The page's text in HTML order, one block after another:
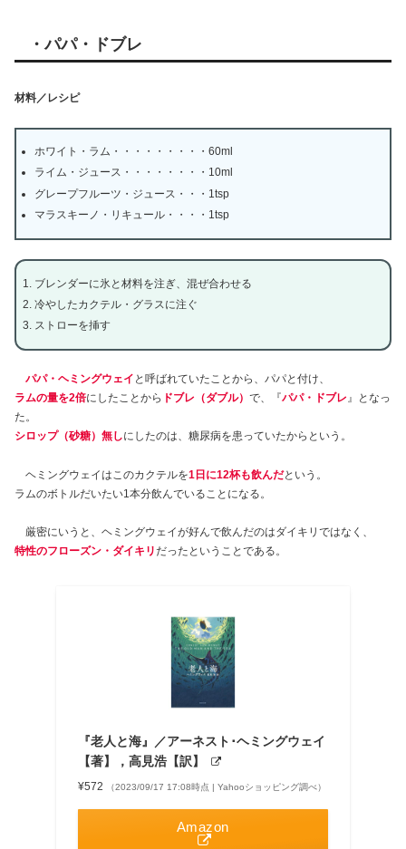
・パパ・ドブレ
材料／レシピ
ホワイト・ラム・・・・・・・・・60ml
ライム・ジュース・・・・・・・・10ml
グレープフルーツ・ジュース・・・1tsp
マラスキーノ・リキュール・・・・1tsp
ブレンダーに氷と材料を注ぎ、混ぜ合わせる
冷やしたカクテル・グラスに注ぐ
ストローを挿す
パパ・ヘミングウェイ と呼ばれていたことから、パパと付け、
ラムの量を2倍にしたことから ドブレ（ダブル） で、『パパ・ドブレ』となっ
た。
シロップ（砂糖）無しにしたのは、糖尿病を患っていたからという。
ヘミングウェイはこのカクテルを1日に12杯も飲んだという。
ラムのボトルだいたい1本分飲んでいることになる。
厳密にいうと、ヘミングウェイが好んで飲んだのはダイキリではなく、
特性のフローズン・ダイキリだったということである。
『老人と海』／アーネスト･ヘミングウェイ
【著】，高見浩【訳】
¥572 （2023/09/17 17:08時点 | Yahooショッピング調べ）
Amazon